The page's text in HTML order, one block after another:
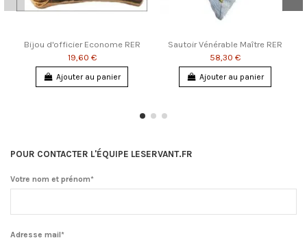
Bijou d'officier Econome RER
19,60 €
Ajouter au panier
Sautoir Vénérable Maître RER
58,30 €
Ajouter au panier
POUR CONTACTER L'ÉQUIPE LESERVANT.FR
Votre nom et prénom*
Adresse mail*